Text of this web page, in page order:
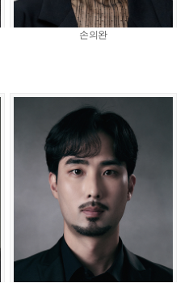
손의완